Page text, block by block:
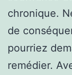
chronique.
de
pourriez
remédier.